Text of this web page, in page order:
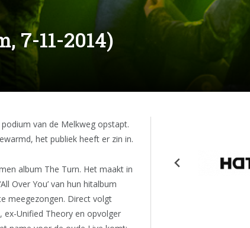
7-11-2014)
van de Melkweg opstapt.
het publiek heeft er zin in.
album The Turn. Het maakt in
Over You’ van hun hitalbum
meegezongen. Direct volgt
ex-Unified Theory en opvolger